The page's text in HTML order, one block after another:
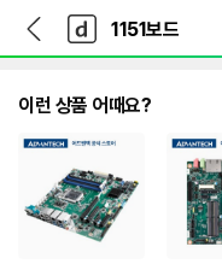
다
나
와
가
다
와
인
이런 상품 어때요?